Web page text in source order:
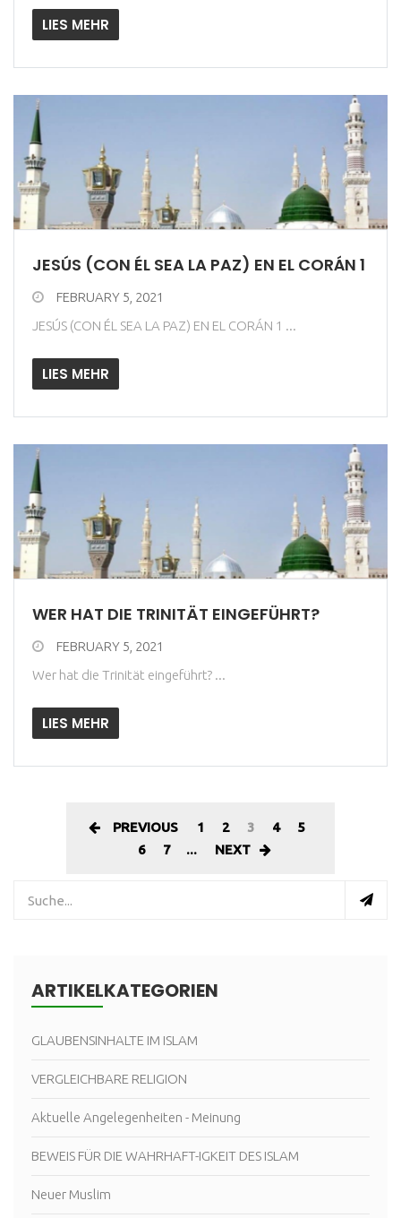
LIES MEHR
JESÚS (CON ÉL SEA LA PAZ) EN EL CORÁN 1
FEBRUARY 5, 2021
JESÚS (CON ÉL SEA LA PAZ) EN EL CORÁN 1 ...
LIES MEHR
WER HAT DIE TRINITÄT EINGEFÜHRT?
FEBRUARY 5, 2021
Wer hat die Trinität eingeführt? ...
LIES MEHR
PREVIOUS 1 2 3 4
5
6
7 ... NEXT
ARTIKELKATEGORIEN
GLAUBENSINHALTE IM ISLAM
VERGLEICHBARE RELIGION
Aktuelle Angelegenheiten - Meinung
BEWEIS FÜR DIE WAHRHAFT-IGKEIT DES ISLAM
Neuer Muslim